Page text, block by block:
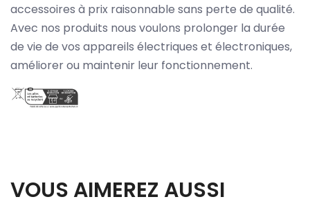
accessoires à prix raisonnable sans perte de qualité.
Avec nos produits nous voulons prolonger la durée
de vie de vos appareils électriques et électroniques,
améliorer ou maintenir leur fonctionnement.
VOUS AIMEREZ AUSSI